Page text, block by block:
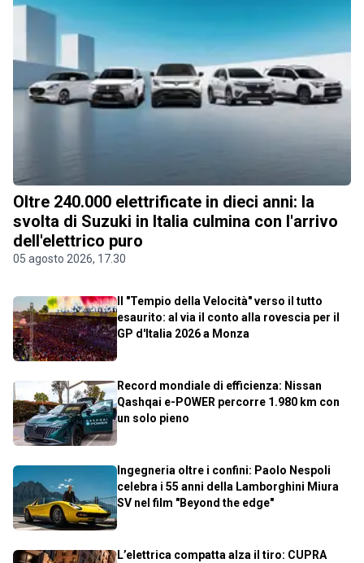
Oltre 240.000 elettrificate in dieci anni: la
svolta di Suzuki in Italia culmina con l'arrivo
dell'elettrico puro
05 agosto 2026, 17.30
Il "Tempio della Velocità" verso il tutto
esaurito: al via il conto alla rovescia per il
GP d'Italia 2026 a Monza
Record mondiale di efficienza: Nissan
Qashqai e-POWER percorre 1.980 km con
un solo pieno
Ingegneria oltre i confini: Paolo Nespoli
celebra i 55 anni della Lamborghini Miura
SV nel film "Beyond the edge"
L’elettrica compatta alza il tiro: CUPRA